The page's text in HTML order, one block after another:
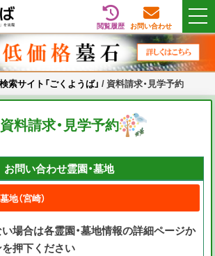
園検索サイト「ごくようば」
に
閲覧履歴 お問い合わせ
索サイト「ごくようば」 / 資料請求・見学予約
資料請求・見学予約
お問い合わせ霊園・墓地
場合は各霊園・墓地情報の詳細ページか
押下ください